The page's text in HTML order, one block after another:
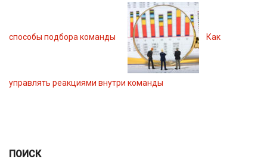
способы подбора команды Как
управлять реакциями внутри команды
ПОИСК